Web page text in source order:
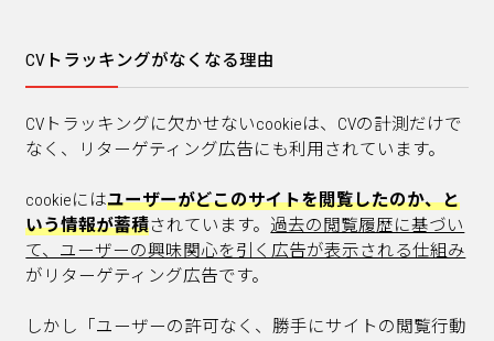
CVトラッキングがなくなる理由
CVトラッキングに欠かせないcookieは、CVの計測だけで
なく、リターゲティング広告にも利用されています。
cookieにはユーザーがどこのサイトを閲覧したのか、と
いう情報が蓄積されています。 過去の閲覧履歴に基づい
て、ユーザーの興味関心を引く広告が表示される仕組み
がリターゲティング広告です。
しかし「ユーザーの許可なく、勝手にサイトの閲覧行動